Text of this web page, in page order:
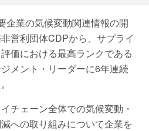
企業の気候変動関連情報の開
営利団体CDPから、サプライ
価における最高ランクである
メント・リーダーに6年連続
チェーン全体での気候変動・
への取り組みについて企業を